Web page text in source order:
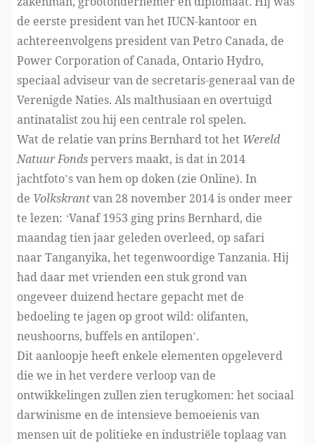
de eerste president van het IUCN-kantoor en
achtereenvolgens president van Petro Canada, de
Power Corporation of Canada, Ontario Hydro,
speciaal adviseur van de secretaris-generaal van de
Verenigde Naties. Als malthusiaan en overtuigd
antinatalist zou hij een centrale rol spelen.
Wat de relatie van prins Bernhard tot het Wereld
Natuur Fondspervers maakt, is dat in 2014
jachtfoto’s van hem op doken (zie Online). In
de Volkskrantvan 28 november 2014 is onder meer
te lezen: ‘Vanaf 1953 ging prins Bernhard, die
maandag tien jaar geleden overleed, op safari
naar Tanganyika, het tegenwoordige Tanzania. Hij
had daar met vrienden een stuk grond van
ongeveer duizend hectare gepacht met de
bedoeling te jagen op groot wild: olifanten,
neushoorns, buffels en antilopen’.
Dit aanloopje heeft enkele elementen opgeleverd
die we in het verdere verloop van de
ontwikkelingen zullen zien terugkomen: het sociaal
darwinisme en de intensieve bemoeienis van
mensen uit de politieke en industriële toplaag van